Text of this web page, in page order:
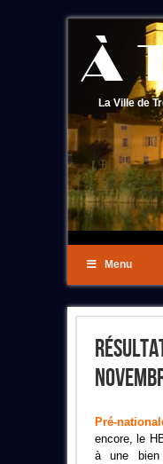
La Ville de
Menu
Pré-
encore, le
à une bien